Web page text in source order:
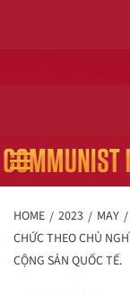
Primary
Menu
HOME 2023 MAY
CHỨC THEO CHỦ
CỘNG SẢN QUỐC TẾ.